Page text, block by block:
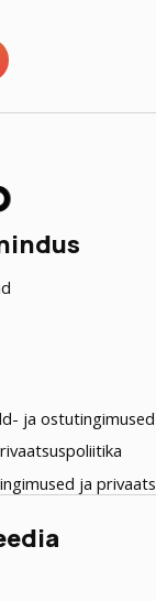
praktilist
ka
ja ostutingimused
ja